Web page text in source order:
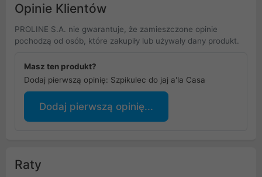
Opinie Klientów
PROLINE S.A. nie gwarantuje, że zamieszczone opinie
pochodzą od osób, które zakupiły lub używały dany produkt.
Masz ten produkt?
Dodaj pierwszą opinię: Szpikulec do jaj a'la Casa
Dodaj pierwszą opinię...
Raty